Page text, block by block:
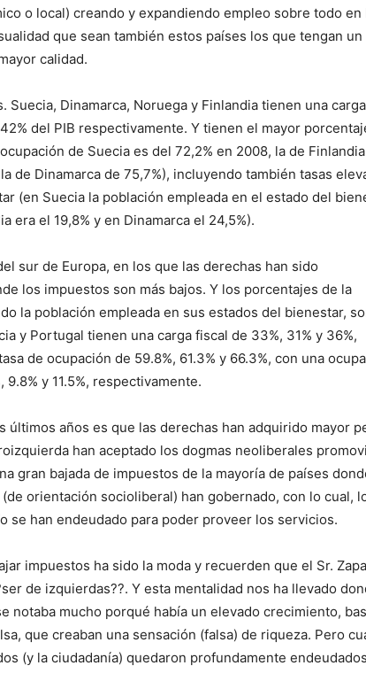
o local) creando y expandiendo empleo sobre todo en
que sean también estos países los que tengan un
calidad.
Suecia, Dinamarca, Noruega y Finlandia tienen una
del PIB respectivamente. Y tienen el mayor
de Suecia es del 72,2% en 2008, la de
de Dinamarca de 75,7%), incluyendo también tasas
(en Suecia la población empleada en el estado del
era el 19,8% y en Dinamarca el 24,5%).
sur de Europa, en los que las derechas han sido
los impuestos son más bajos. Y los porcentajes de la
la población empleada en sus estados del bienestar,
y Portugal tienen una carga fiscal de 33%, 31% y 36%,
de ocupación de 59.8%, 61.3% y 66.3%, con una
y 11.5%, respectivamente.
últimos años es que las derechas han adquirido mayor
han aceptado los dogmas neoliberales
gran bajada de impuestos de la mayoría de países
orientación socioliberal) han gobernado, con lo cual,
se han endeudado para poder proveer los servicios.
impuestos ha sido la moda y recuerden que el Sr.
de izquierdas??. Y esta mentalidad nos ha llevado
notaba mucho porqué había un elevado crecimiento,
que creaban una sensación (falsa) de riqueza. Pero
(y la ciudadanía) quedaron profundamente